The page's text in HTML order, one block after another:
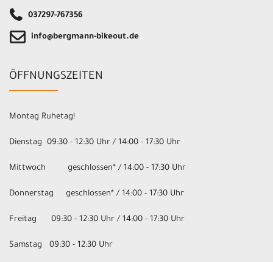
037297-767356
info@bergmann-bikeout.de
ÖFFNUNGSZEITEN
Montag Ruhetag!
Dienstag 09:30 - 12:30 Uhr / 14:00 - 17:30 Uhr
Mittwoch geschlossen* / 14:00 - 17:30 Uhr
Donnerstag geschlossen* / 14:00 - 17:30 Uhr
Freitag 09:30 - 12:30 Uhr / 14:00 - 17:30 Uhr
Samstag 09:30 - 12:30 Uhr